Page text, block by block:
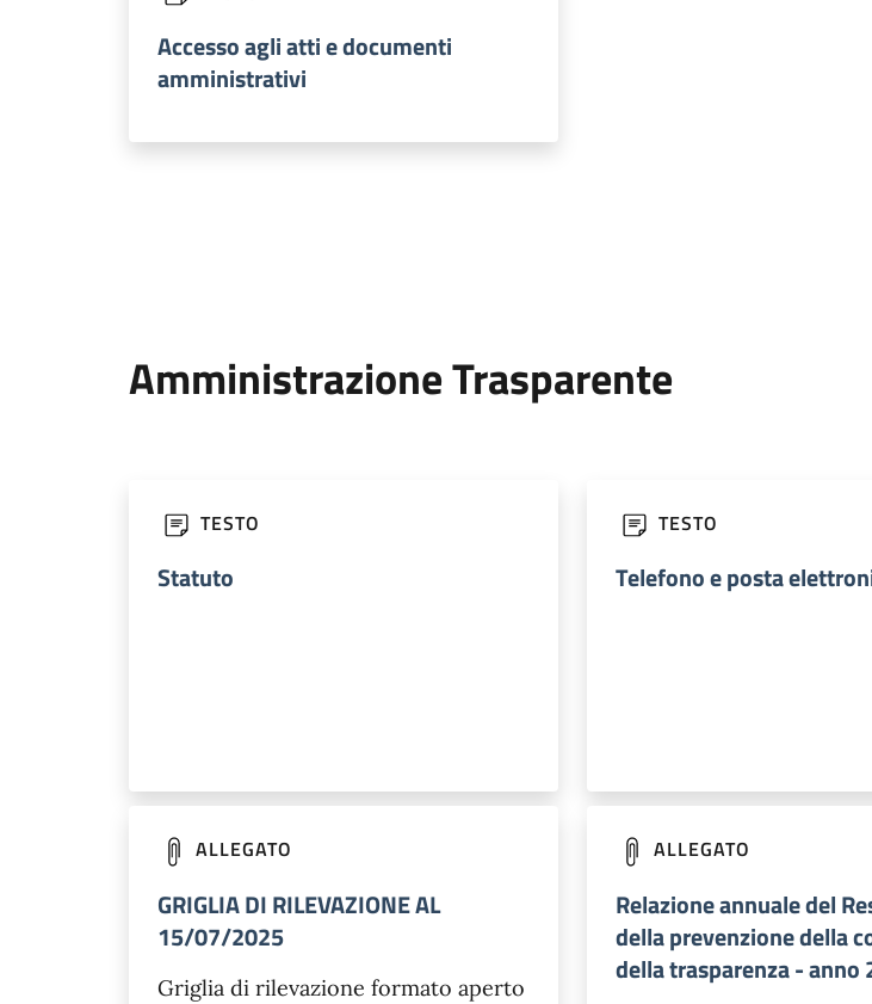
Accesso agli atti e documenti
amministrativi
Amministrazione Trasparente
TESTO
Statuto
TESTO
Telefono e posta
ALLEGATO
GRIGLIA DI RILEVAZIONE AL
15/07/2025
Griglia di rilevazione formato aperto
ALLEGATO
Relazione annuale del
della prevenzione della
della trasparenza - anno